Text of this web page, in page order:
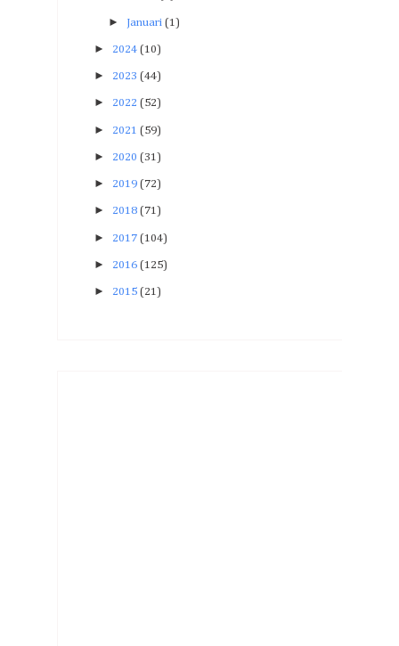
► Januari (1)
► 2024 (10)
► 2023 (44)
► 2022 (52)
► 2021 (59)
► 2020 (31)
► 2019 (72)
► 2018 (71)
► 2017 (104)
► 2016 (125)
► 2015 (21)